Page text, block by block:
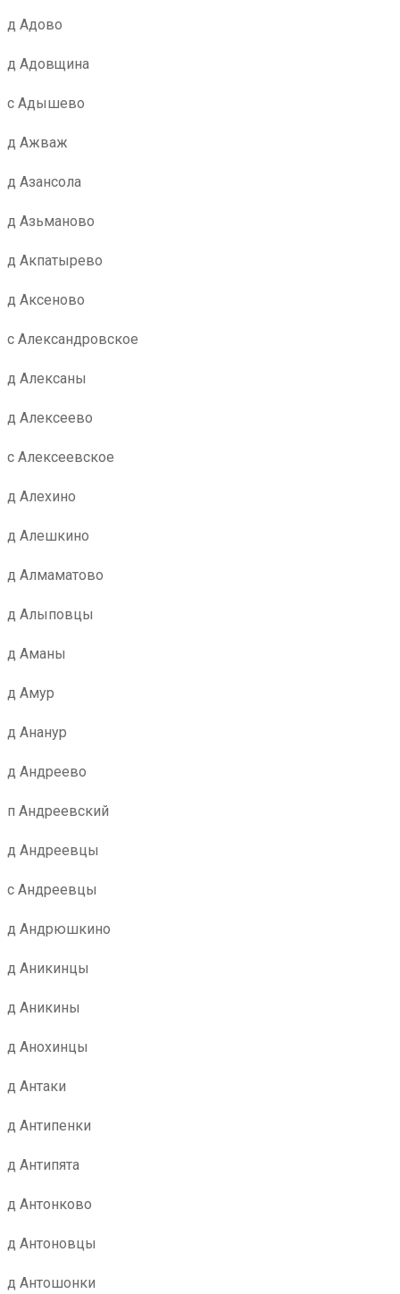
д Адово
д Адовщина
с Адышево
д Ажваж
д Азансола
д Азьманово
д Акпатырево
д Аксеново
с Александровское
д Алексаны
д Алексеево
с Алексеевское
д Алехино
д Алешкино
д Алмаматово
д Алыповцы
д Аманы
д Амур
д Ананур
д Андреево
п Андреевский
д Андреевцы
с Андреевцы
д Андрюшкино
д Аникинцы
д Аникины
д Анохинцы
д Антаки
д Антипенки
д Антипята
д Антонково
д Антоновцы
д Антошонки